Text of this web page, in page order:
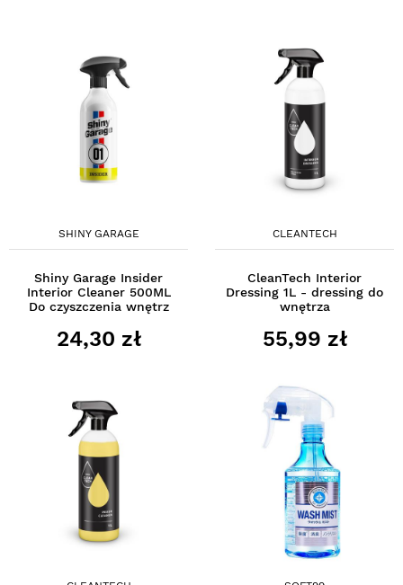
SHINY GARAGE
Shiny Garage Insider
Interior Cleaner 500ML
Do czyszczenia wnętrz
24,30 zł
CLEANTECH
CleanTech Interior
Dressing 1L - dressing do
wnętrza
55,99 zł